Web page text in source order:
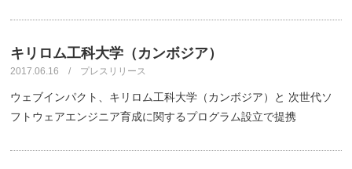
キリロム工科大学（カンボジア）
2017.06.16 / プレスリリース
ウェブインパクト、キリロム工科大学（カンボジア）と 次世代ソ
フトウェアエンジニア育成に関するプログラム設立で提携